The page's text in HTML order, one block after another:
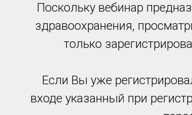
Поскольку вебинар
здравоохранения,
только
Если Вы уже
входе указанный при